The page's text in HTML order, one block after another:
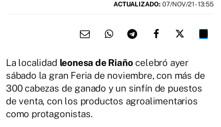
ACTUALIZADO: 07/NOV/21 - 13:55
La localidad leonesa de Riañocelebró ayer
sábado la gran Feria de noviembre, con más de
300 cabezas de ganado y un sinfín de puestos
de venta, con los productos agroalimentarios
como protagonistas.